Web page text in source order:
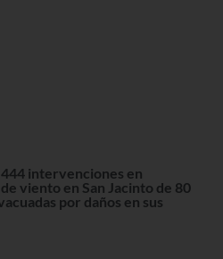
intervenciones en
viento en San Jacinto de 80
por daños en sus